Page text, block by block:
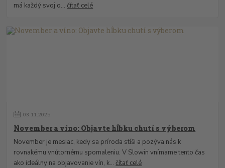
má každý svoj o...čítať celé
03. 11.2025
November a víno: Objavte hĺbku chutí s výberom
November je mesiac, kedy sa príroda stíši a pozýva nás k
rovnakému vnútornému spomaleniu. V Slowin vnímame tento čas
ako ideálny na objavovanie vín, k...čítať celé